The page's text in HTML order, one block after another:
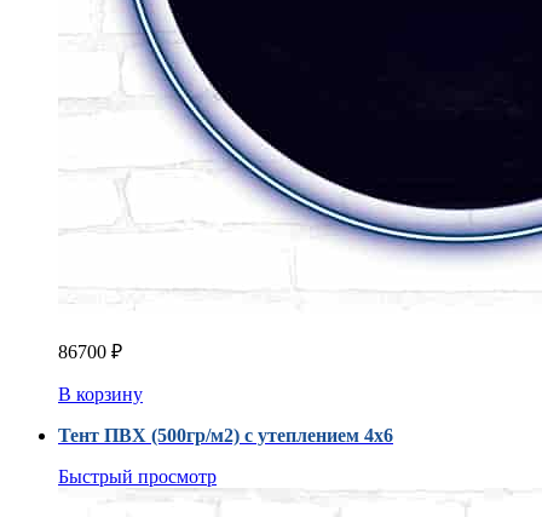
86700 ₽
В корзину
Тент ПВХ (500гр/м2) с утеплением 4x6
Быстрый просмотр